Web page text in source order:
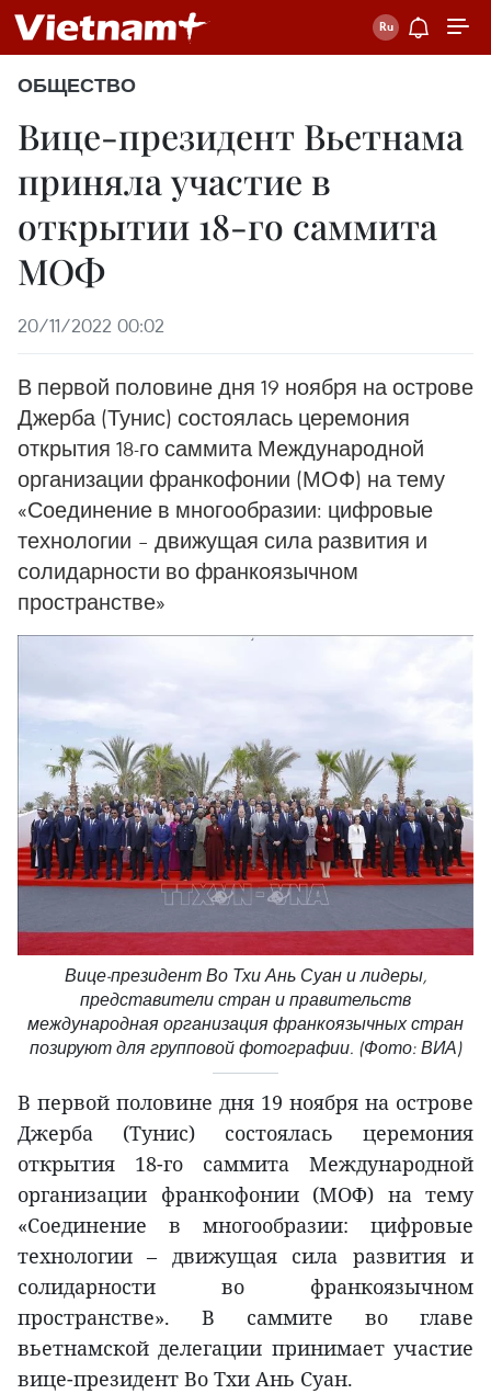
ОБЩЕСТВО
Вице-президент Вьетнама
приняла участие в
открытии 18-го саммита
МОФ
20/11/2022 00:02
В первой половине дня 19 ноября на острове
Джерба (Тунис) состоялась церемония
открытия 18-го саммита Международной
организации франкофонии (МОФ) на тему
«Соединение в многообразии: цифровые
технологии – движущая сила развития и
солидарности во франкоязычном
пространстве»
Вице-президент Во Тхи Ань Суан и лидеры,
представители стран и правительств
международная организация франкоязычных стран
позируют для групповой фотографии. (Фото: ВИА)
В первой половине дня 19 ноября на острове
Джерба (Тунис) состоялась церемония
открытия 18-го саммита Международной
организации франкофонии (МОФ) на тему
«Соединение в многообразии: цифровые
технологии – движущая сила развития и
солидарности во франкоязычном
пространстве». В саммите во главе
вьетнамской делегации принимает участие
вице-президент Во Тхи Ань Суан.